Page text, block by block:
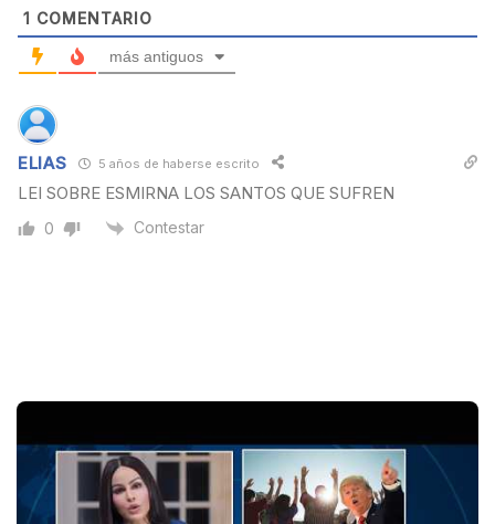
1 COMENTARIO
más antiguos
ELIAS 5 años de haberse escrito
LEI SOBRE ESMIRNA LOS SANTOS QUE SUFREN
0 Contestar